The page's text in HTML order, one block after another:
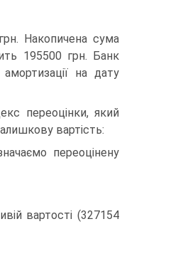
Накопичена сума
195500 грн. Банк
на дату
переоцінки, який
вартість:
переоцінену
вартості (327154